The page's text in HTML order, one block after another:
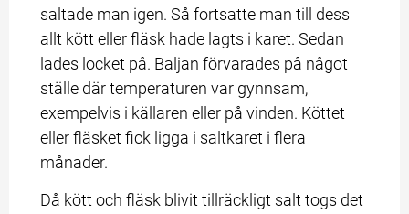
saltade man igen. Så fortsatte man till dess
allt kött eller fläsk hade lagts i karet. Sedan
lades locket på. Baljan förvarades på något
ställe där temperaturen var gynnsam,
exempelvis i källaren eller på vinden. Köttet
eller fläsket fick ligga i saltkaret i flera
månader.
Då kött och fläsk blivit tillräckligt salt togs det